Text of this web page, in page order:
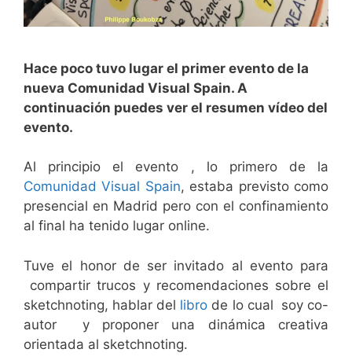
Hace poco tuvo lugar el primer evento de la
nueva Comunidad Visual Spain. A
continuación puedes ver el resumen vídeo del
evento.
Al principio el evento , lo primero de la
Comunidad Visual Spain, estaba previsto como
presencial en Madrid pero con el confinamiento
al final ha tenido lugar online.
Tuve el honor de ser invitado al evento para
compartir trucos y recomendaciones sobre el
sketchnoting, hablar del libro de lo cual soy co-
autor y proponer una dinámica creativa
orientada al sketchnoting.